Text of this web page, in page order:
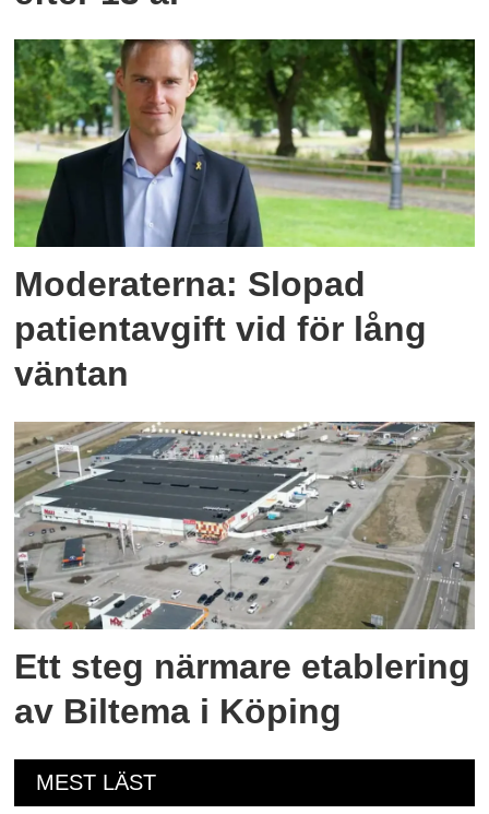
Moderaterna: Slopad
patientavgift vid för lång
väntan
Ett steg närmare etablering
av Biltema i Köping
MEST LÄST